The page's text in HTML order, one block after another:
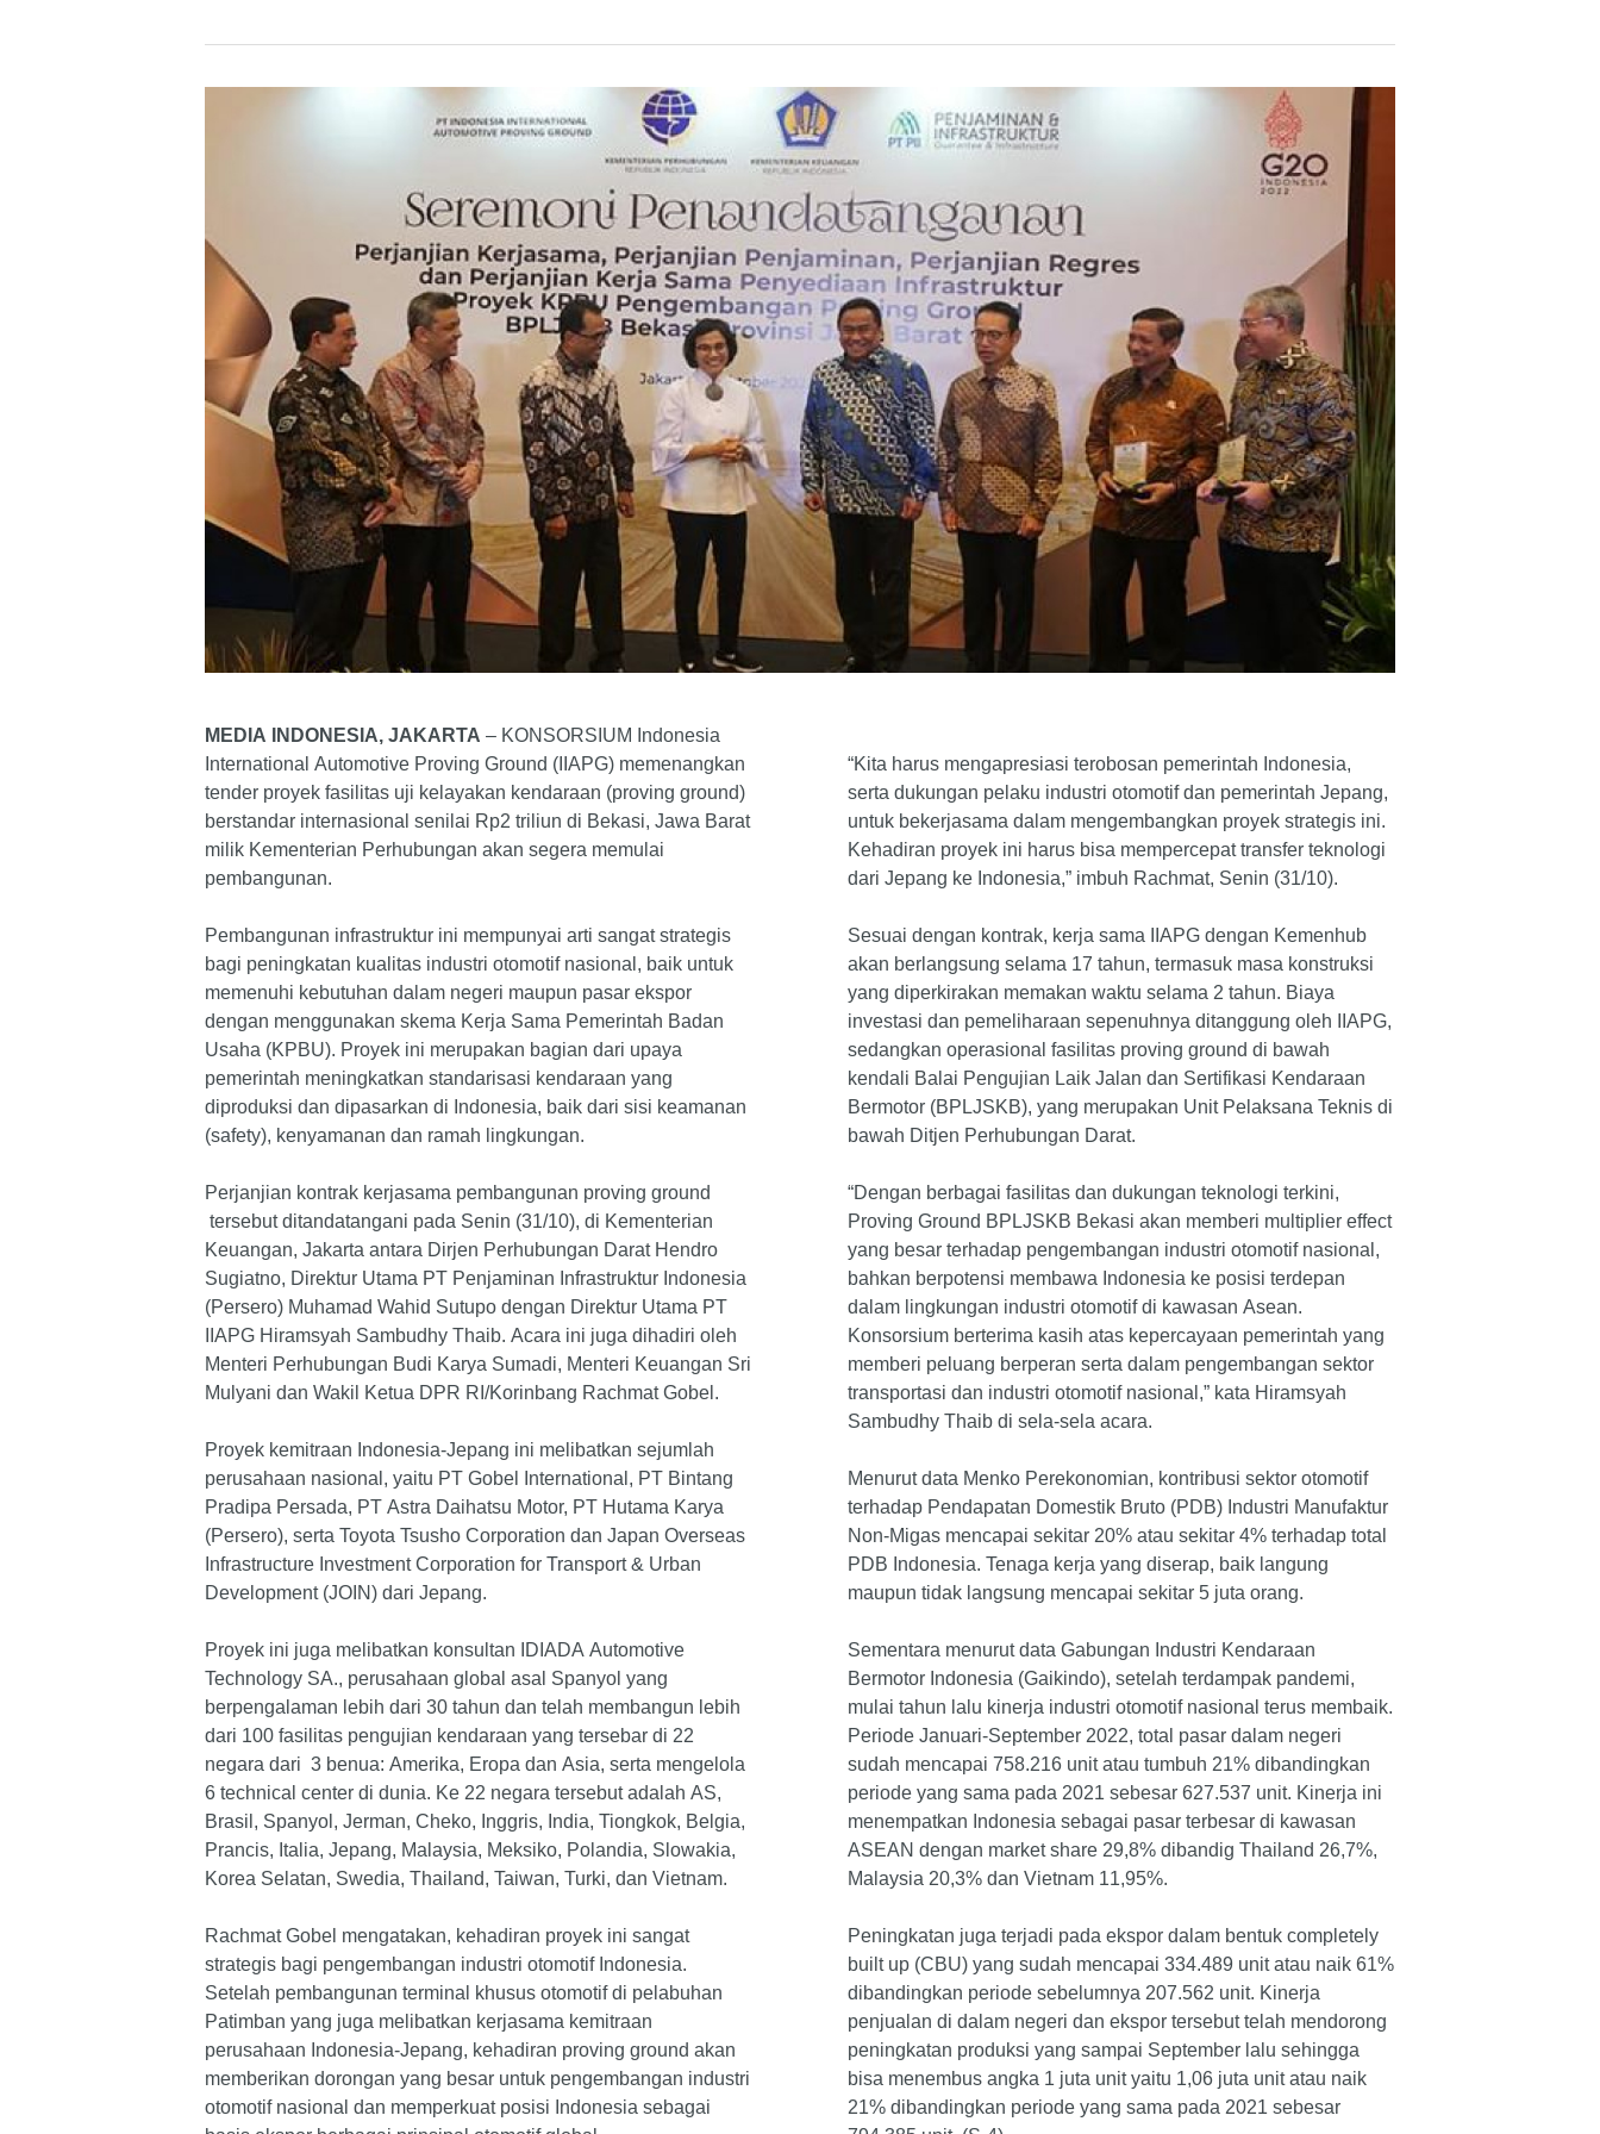
MEDIA INDONESIA, JAKARTA – KONSORSIUM Indonesia
International Automotive Proving Ground (IIAPG) memenangkan
tender proyek fasilitas uji kelayakan kendaraan (proving ground)
berstandar internasional senilai Rp2 triliun di Bekasi, Jawa Barat
milik Kementerian Perhubungan akan segera memulai
pembangunan.
Pembangunan infrastruktur ini mempunyai arti sangat strategis
bagi peningkatan kualitas industri otomotif nasional, baik untuk
memenuhi kebutuhan dalam negeri maupun pasar ekspor
dengan menggunakan skema Kerja Sama Pemerintah Badan
Usaha (KPBU). Proyek ini merupakan bagian dari upaya
pemerintah meningkatkan standarisasi kendaraan yang
diproduksi dan dipasarkan di Indonesia, baik dari sisi keamanan
(safety), kenyamanan dan ramah lingkungan.
Perjanjian kontrak kerjasama pembangunan proving ground
tersebut ditandatangani pada Senin (31/10), di Kementerian
Keuangan, Jakarta antara Dirjen Perhubungan Darat Hendro
Sugiatno, Direktur Utama PT Penjaminan Infrastruktur Indonesia
(Persero) Muhamad Wahid Sutupo dengan Direktur Utama PT
IIAPG Hiramsyah Sambudhy Thaib. Acara ini juga dihadiri oleh
Menteri Perhubungan Budi Karya Sumadi, Menteri Keuangan Sri
Mulyani dan Wakil Ketua DPR RI/Korinbang Rachmat Gobel.
Proyek kemitraan Indonesia-Jepang ini melibatkan sejumlah
perusahaan nasional, yaitu PT Gobel International, PT Bintang
Pradipa Persada, PT Astra Daihatsu Motor, PT Hutama Karya
(Persero), serta Toyota Tsusho Corporation dan Japan Overseas
Infrastructure Investment Corporation for Transport & Urban
Development (JOIN) dari Jepang.
Proyek ini juga melibatkan konsultan IDIADA Automotive
Technology SA., perusahaan global asal Spanyol yang
berpengalaman lebih dari 30 tahun dan telah membangun lebih
dari 100 fasilitas pengujian kendaraan yang tersebar di 22
negara dari 3 benua: Amerika, Eropa dan Asia, serta mengelola
6 technical center di dunia. Ke 22 negara tersebut adalah AS,
Brasil, Spanyol, Jerman, Cheko, Inggris, India, Tiongkok, Belgia,
Prancis, Italia, Jepang, Malaysia, Meksiko, Polandia, Slowakia,
Korea Selatan, Swedia, Thailand, Taiwan, Turki, dan Vietnam.
Rachmat Gobel mengatakan, kehadiran proyek ini sangat
strategis bagi pengembangan industri otomotif Indonesia.
Setelah pembangunan terminal khusus otomotif di pelabuhan
Patimban yang juga melibatkan kerjasama kemitraan
perusahaan Indonesia-Jepang, kehadiran proving ground akan
memberikan dorongan yang besar untuk pengembangan industri
otomotif nasional dan memperkuat posisi Indonesia sebagai
“Kita harus mengapresiasi terobosan pemerintah Indonesia,
serta dukungan pelaku industri otomotif dan pemerintah Jepang,
untuk bekerjasama dalam mengembangkan proyek strategis ini.
Kehadiran proyek ini harus bisa mempercepat transfer teknologi
dari Jepang ke Indonesia,” imbuh Rachmat, Senin (31/10).
Sesuai dengan kontrak, kerja sama IIAPG dengan Kemenhub
akan berlangsung selama 17 tahun, termasuk masa konstruksi
yang diperkirakan memakan waktu selama 2 tahun. Biaya
investasi dan pemeliharaan sepenuhnya ditanggung oleh IIAPG,
sedangkan operasional fasilitas proving ground di bawah
kendali Balai Pengujian Laik Jalan dan Sertifikasi Kendaraan
Bermotor (BPLJSKB), yang merupakan Unit Pelaksana Teknis di
bawah Ditjen Perhubungan Darat.
“Dengan berbagai fasilitas dan dukungan teknologi terkini,
Proving Ground BPLJSKB Bekasi akan memberi multiplier effect
yang besar terhadap pengembangan industri otomotif nasional,
bahkan berpotensi membawa Indonesia ke posisi terdepan
dalam lingkungan industri otomotif di kawasan Asean.
Konsorsium berterima kasih atas kepercayaan pemerintah yang
memberi peluang berperan serta dalam pengembangan sektor
transportasi dan industri otomotif nasional,” kata Hiramsyah
Sambudhy Thaib di sela-sela acara.
Menurut data Menko Perekonomian, kontribusi sektor otomotif
terhadap Pendapatan Domestik Bruto (PDB) Industri Manufaktur
Non-Migas mencapai sekitar 20% atau sekitar 4% terhadap total
PDB Indonesia. Tenaga kerja yang diserap, baik langung
maupun tidak langsung mencapai sekitar 5 juta orang.
Sementara menurut data Gabungan Industri Kendaraan
Bermotor Indonesia (Gaikindo), setelah terdampak pandemi,
mulai tahun lalu kinerja industri otomotif nasional terus membaik.
Periode Januari-September 2022, total pasar dalam negeri
sudah mencapai 758.216 unit atau tumbuh 21% dibandingkan
periode yang sama pada 2021 sebesar 627.537 unit. Kinerja ini
menempatkan Indonesia sebagai pasar terbesar di kawasan
ASEAN dengan market share 29,8% dibandig Thailand 26,7%,
Malaysia 20,3% dan Vietnam 11,95%.
Peningkatan juga terjadi pada ekspor dalam bentuk completely
built up (CBU) yang sudah mencapai 334.489 unit atau naik 61%
dibandingkan periode sebelumnya 207.562 unit. Kinerja
penjualan di dalam negeri dan ekspor tersebut telah mendorong
peningkatan produksi yang sampai September lalu sehingga
bisa menembus angka 1 juta unit yaitu 1,06 juta unit atau naik
21% dibandingkan periode yang sama pada 2021 sebesar